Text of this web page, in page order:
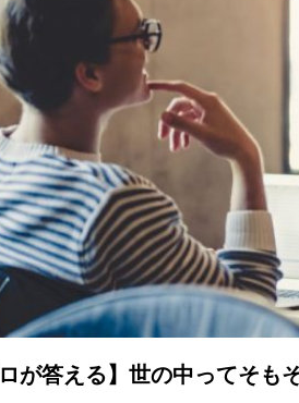
ロが答える】世の中ってそも